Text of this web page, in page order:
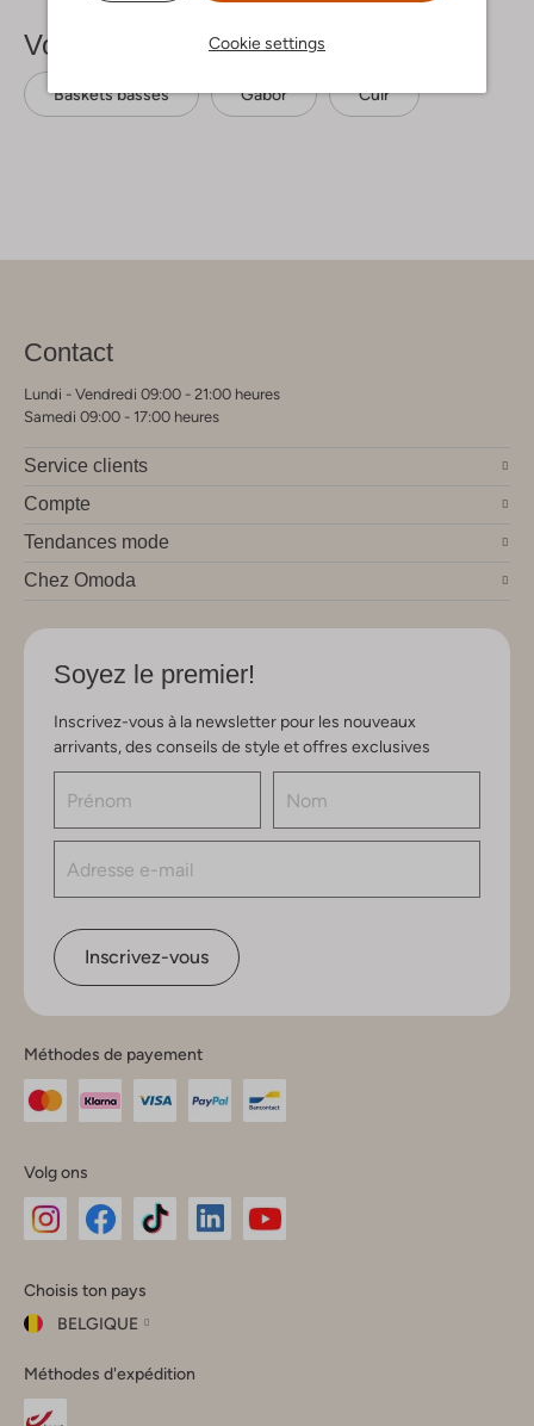
Cookie settings
Voir plus
Baskets basses Gabor Cuir
Contact
Lundi - Vendredi 09:00 - 21:00 heures
Samedi 09:00 - 17:00 heures
Service clients
Compte
Tendances mode
Chez Omoda
Soyez le premier!
Inscrivez-vous à la newsletter pour les nouveaux
arrivants, des conseils de style et offres exclusives
Inscrivez-vous
Méthodes de payement
Volg ons
Instagram
Facebook
TikTok
Choisis ton pays
BELGIQUE
ton
pays
Fermer
Méthodes d'expédition